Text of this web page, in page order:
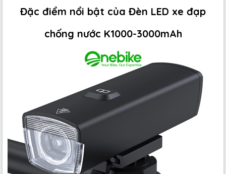
Đặc điểm nổi bật của Đèn LED xe đạp
chống nước K1000-3000mAh